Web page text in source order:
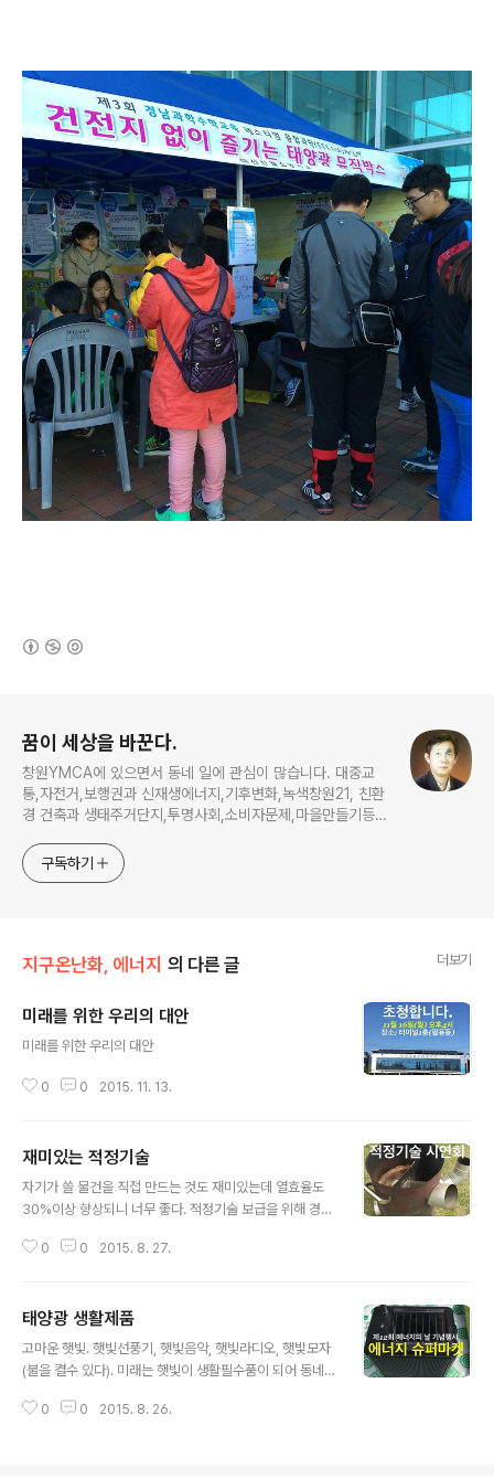
꿈이 세상을 바꾼다.
창원YMCA에 있으면서 동네 일에 관심이 많습니다. 대중교
통,자전거,보행권과 신재생에너지,기후변화,녹색창원21, 친환
경 건축과 생태주거단지,투명사회,소비자문제,마을만들기등...
구독하기
지구온난화, 에너지 의 다른 글 더보기
미래를 위한 우리의 대안
미래를 위한 우리의 대안​​​
0 0 2015. 11. 13.
재미있는 적정기술
자기가 쓸 물건을 직접 만드는 것도 재미있는데 열효율도
30%이상 향상되니 너무 좋다. 적정기술 보급을 위해 경남
0 0 2015. 8. 27.
태양광 생활제품
고마운 햇빛. 햇빛선풍기, 햇빛음악, 햇빛라디오, 햇밫모자
(불을 켤수 있다). 미래는 햇빛이 생활필수품이 되어 동네
조합이 창원에서 슈퍼를 개설, 운영할 예정입니다. ​​​​​​​
0 0 2015. 8. 26.